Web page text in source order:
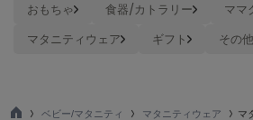
ナウンス
おもちゃ
食器/カトラリー
ママ
マタニティウェア
ギフト その他
ベビー/マタニティ マタニティウェア マ